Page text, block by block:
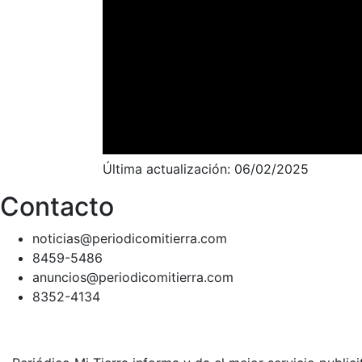
Última actualización: 06/02/2025
Contacto
noticias@periodicomitierra.com
8459-5486
anuncios@periodicomitierra.com
8352-4134